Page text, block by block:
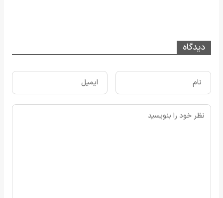
دیدگاه